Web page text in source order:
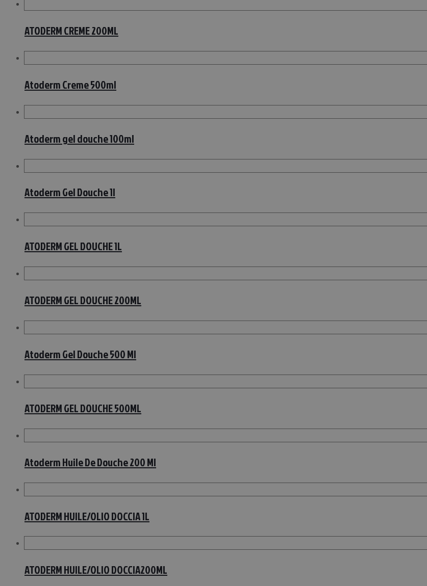
ATODERM CREME 200ML
Atoderm Creme 500ml
Atoderm gel douche 100ml
Atoderm Gel Douche 1l
ATODERM GEL DOUCHE 1L
ATODERM GEL DOUCHE 200ML
Atoderm Gel Douche 500 Ml
ATODERM GEL DOUCHE 500ML
Atoderm Huile De Douche 200 Ml
ATODERM HUILE/OLIO DOCCIA 1L
ATODERM HUILE/OLIO DOCCIA200ML